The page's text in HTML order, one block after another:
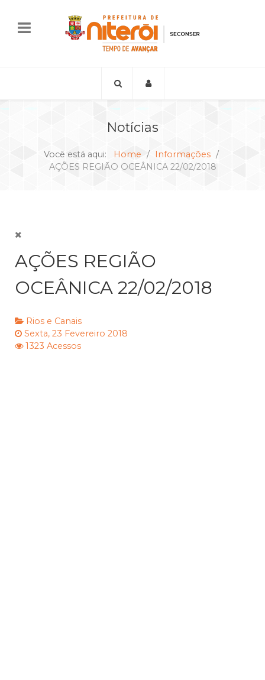
Notícias
Você está aqui: Home
Informações
AÇÕES REGIÃO OCEÂNICA 22/02/2018
AÇÕES REGIÃO
OCEÂNICA 22/02/2018
Rios e Canais
Sexta, 23 Fevereiro 2018
1323 Acessos